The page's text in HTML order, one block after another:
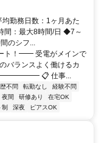
勤務日数：1ヶ月あた
間：最大8時間/日 ◆7～
のシフ...
ト！━━ 受電がメインで
バランスよく働けるカ
📋 仕事...
不問 転勤なし
経験不問
夜間 研修あり
在宅OK
制 深夜 ピアスOK